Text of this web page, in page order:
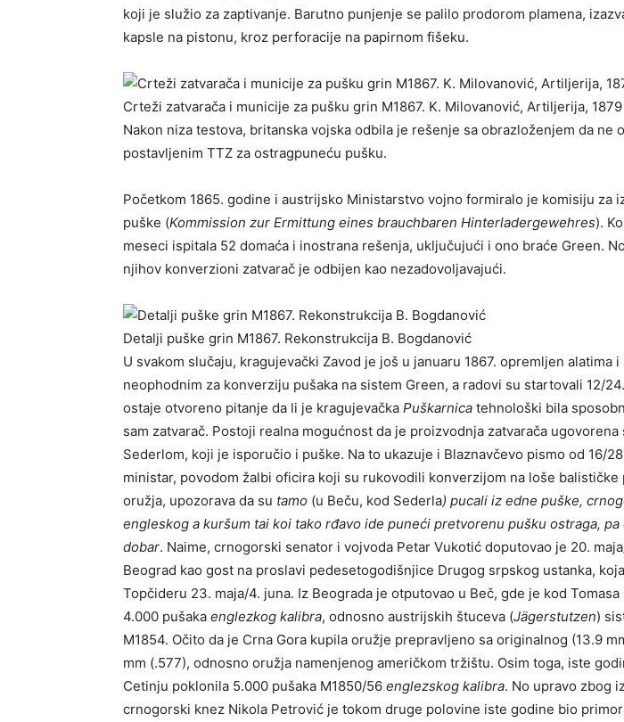
koji je služio za zaptivanje. Barutno punjenje se palilo prodorom plamena,
kapsle na pistonu, kroz perforacije na papirnom fišeku.
Crteži zatvarača i municije za pušku grin M1867. K. Milovanović, Artilјerija, 1879
Nakon niza testova, britanska vojska odbila je rešenje sa obrazloženjem da ne
postavlјenim TTZ za ostragpuneću pušku.
Početkom 1865. godine i austrijsko Ministarstvo vojno formiralo je komisiju za
puške (Kommission zur Ermittung eines brauchbaren Hinterladergewehres).
meseci ispitala 52 domaća i inostrana rešenja, uklјučujući i ono braće Green.
njihov konverzioni zatvarač je odbijen kao nezadovolјavajući.
Detalјi puške grin M1867. Rekonstrukcija B. Bogdanović
U svakom slučaju, kragujevački Zavod je još u januaru 1867. opremlјen alatima i
neophodnim za konverziju pušaka na sistem Green, a radovi su startovali 12/
ostaje otvoreno pitanje da li je kragujevačka Puškarnica tehnološki bila
sam zatvarač. Postoji realna mogućnost da je proizvodnja zatvarača ugovorena
Sederlom, koji je isporučio i puške. Na to ukazuje i Blaznavčevo pismo od 16/
ministar, povodom žalbi oficira koji su rukovodili konverzijom na loše balističke
oružja, upozorava da su tamo (u Beču, kod Sederla) pucali iz edne puške,
engleskog a kuršum tai koi tako rđavo ide puneći pretvorenu pušku ostraga,
dobar. Naime, crnogorski senator i vojvoda Petar Vukotić doputovao je 20.
Beograd kao gost na proslavi pedesetogodišnjice Drugog srpskog ustanka,
Topčideru 23. maja/4. juna. Iz Beograda je otputovao u Beč, gde je kod
4.000 pušaka englezkog kalibra, odnosno austrijskih štuceva (Jägerstutzen)
M1854. Očito da je Crna Gora kupila oružje prepravlјeno sa originalnog (13.9
mm (.577), odnosno oružja namenjenog američkom tržištu. Osim toga, iste
Cetinju poklonila 5.000 pušaka M1850/56 englezskog kalibra. No upravo zbog
crnogorski knez Nikola Petrović je tokom druge polovine iste godine bio